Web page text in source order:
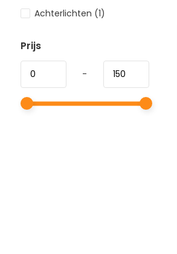
Achterlichten (1)
Prijs
-